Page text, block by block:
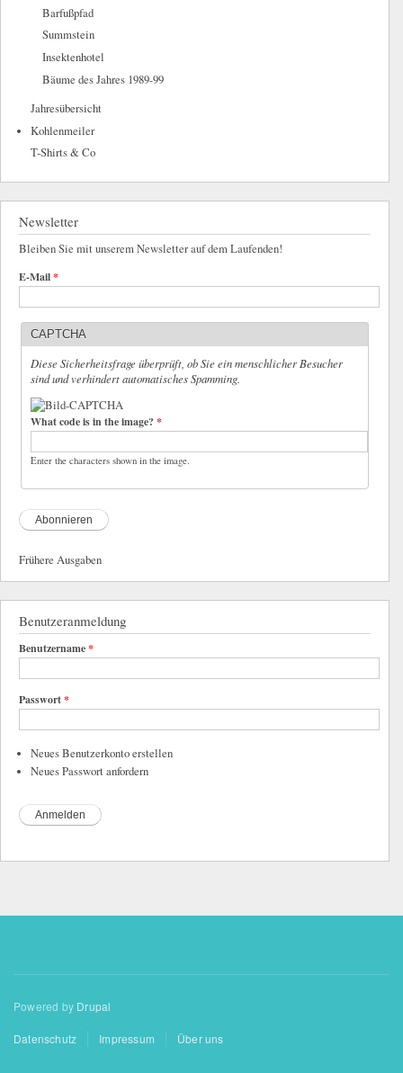
Barfußpfad
Summstein
Insektenhotel
Bäume des Jahres 1989-99
Jahresübersicht
Kohlenmeiler
T-Shirts & Co
Newsletter
Bleiben Sie mit unserem Newsletter auf dem Laufenden!
E-Mail*
CAPTCHA
Diese Sicherheitsfrage überprüft, ob Sie ein menschlicher Besucher
sind und verhindert automatisches Spamming.
What code is in the image?*
Enter the characters shown in the image.
Frühere Ausgaben
Benutzeranmeldung
Benutzername*
Passwort*
Neues Benutzerkonto erstellen
Neues Passwort anfordern
Powered by Drupal
Datenschutz Impressum Über uns